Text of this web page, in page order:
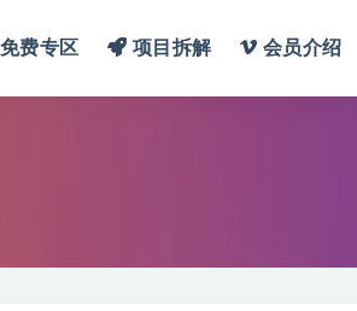
免费专区 项目拆解 会员介绍